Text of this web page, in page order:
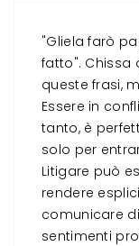
"Gliela farò
fatto". Chissa
queste frasi,
Essere in
tanto, è
solo per
Litigare può
rendere
comunicare
sentimenti